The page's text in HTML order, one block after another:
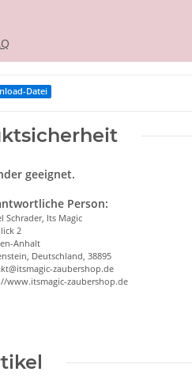
Datei
geeignet.
Person:
Schrader, Its Magic
2
Anhalt
Deutschland, 38895
zaubershop.de
www.itsmagic-zaubershop.de